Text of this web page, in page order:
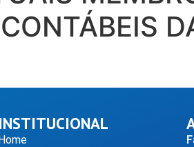
INSTITUCIONAL